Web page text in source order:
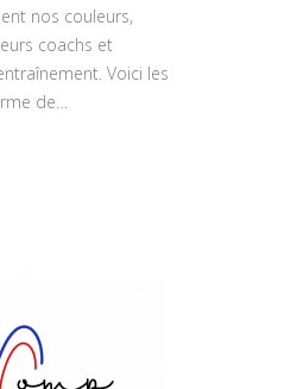
nos couleurs,
coachs et
Voici les
de…